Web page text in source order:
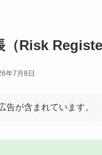
（Risk
年7月8日
告が含まれています。